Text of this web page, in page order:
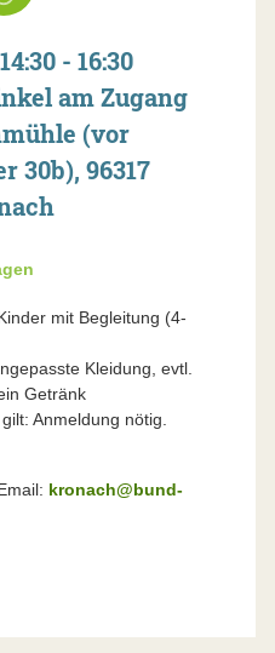
- 16:30
am Zugang
(vor
30b), 96317
mit Begleitung (4-
Kleidung, evtl.
Getränk
Anmeldung nötig.
kronach@bund-